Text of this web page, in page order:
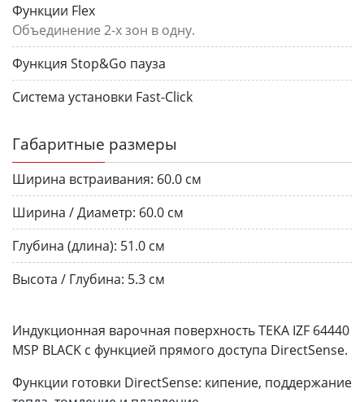
Функции Flex
Объединение 2-х зон в одну.
Функция Stop&Go пауза
Система установки Fast-Click
Габаритные размеры
Ширина встраивания: 60.0 см
Ширина / Диаметр: 60.0 см
Глубина (длина): 51.0 см
Высота / Глубина: 5.3 см
Индукционная варочная поверхность TEKA IZF 64440
MSP BLACK с функцией прямого доступа DirectSense.
Функции готовки DirectSense: кипение, поддержание